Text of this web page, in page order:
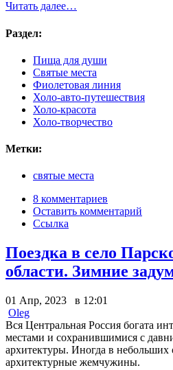
Читать далее…
Раздел:
Пища для души
Святые места
Фиолетовая линия
Холо-авто-путешествия
Холо-красота
Холо-творчество
Метки:
святые места
8 комментариев
Оставить комментарий
Ссылка
Поездка в село
области. Зимние
01 Апр, 2023 в 12:01
Oleg
Вся Центральная Россия богата
местами и сохранившимися с
архитектуры. Иногда в небольших
архитектурные жемчужины.